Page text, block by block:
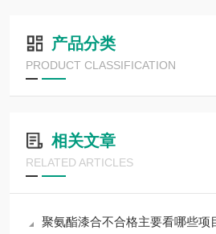
产品分类
PRODUCT CLASSIFICATION
相关文章
RELATED ARTICLES
聚氨酯漆合不合格主要看哪些项